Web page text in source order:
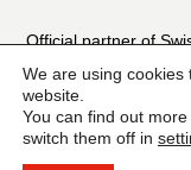
Official partner of
We are using
website.
You can find out
switch them off in